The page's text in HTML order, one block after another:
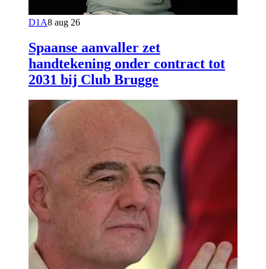
D1A8 aug 26
Spaanse aanvaller zet
handtekening onder contract tot
2031 bij Club Brugge